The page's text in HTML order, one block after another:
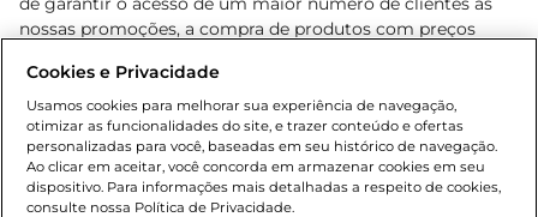
nossas promoções, a compra de produtos com preços
cliente. Os preços, ofertas e condições são exclusivos para
o e-commerce e válidos durante o dia de hoje, podendo
sofrer alterações sem prévia notificação. Proibida a venda
de bebidas alcoólicas para menores de 18 anos, conforme
Lei n.º 8069/90, art. 81, inciso II (Estatuto da Criança e do
Adolescente). Preços e condições exclusivos para o
Cookies e Privacidade
Usamos cookies para melhorar sua experiência de navegação,
otimizar as funcionalidades do site, e trazer conteúdo e ofertas
personalizadas para você, baseadas em seu histórico de navegação.
Ao clicar em aceitar, você concorda em armazenar cookies em seu
dispositivo. Para informações mais detalhadas a respeito de cookies,
consulte nossa Política de Privacidade.